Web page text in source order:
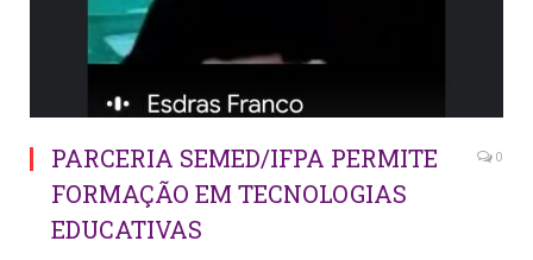
PARCERIA SEMED/IFPA PERMITE
FORMAÇÃO EM TECNOLOGIAS
EDUCATIVAS
0